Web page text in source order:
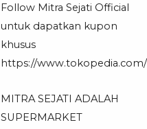
Follow Mitra Sejati Official
untuk dapatkan kupon
khusus
https://
MITRA SEJATI ADALAH
SUPERMARKET